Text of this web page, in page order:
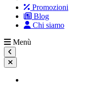
Promozioni
Blog
Chi siamo
Menù